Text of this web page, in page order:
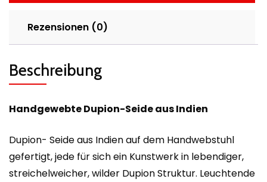
Rezensionen (0)
Beschreibung
Handgewebte Dupion-Seide aus Indien
Dupion- Seide aus Indien auf dem Handwebstuhl
gefertigt, jede für sich ein Kunstwerk in lebendiger,
streichelweicher, wilder Dupion Struktur. Leuchtende